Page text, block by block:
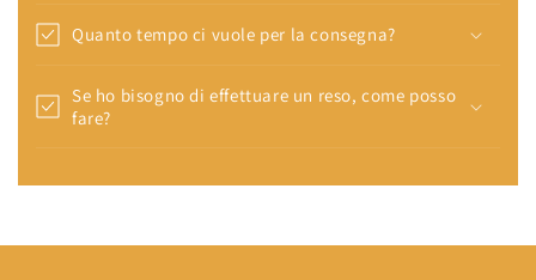
Quanto tempo ci vuole per la consegna?
Se ho bisogno di effettuare un reso, come posso
fare?